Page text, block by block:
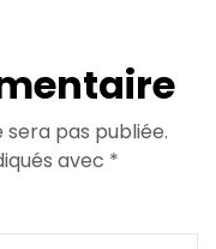
pas publiée.
avec *